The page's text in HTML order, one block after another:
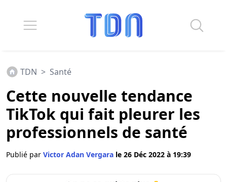
TDN > Santé
Cette nouvelle tendance
TikTok qui fait pleurer les
professionnels de santé
Publié par Victor Adan Vergara le 26 Déc 2022 à 19:39